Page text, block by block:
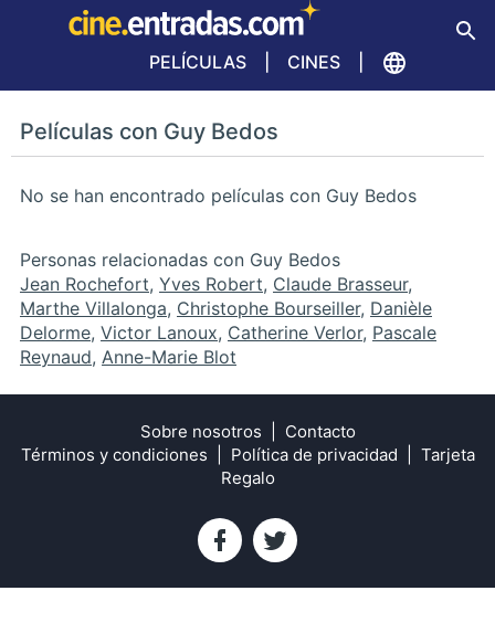
PELÍCULAS CINES
Películas con Guy Bedos
No se han encontrado películas con Guy Bedos
Personas relacionadas con Guy Bedos
Jean Rochefort, Yves Robert, Claude Brasseur,
Marthe Villalonga, Christophe Bourseiller, Danièle
Delorme, Victor Lanoux, Catherine Verlor, Pascale
Reynaud, Anne-Marie Blot
Sobre nosotros
Contacto
Términos y condiciones
Política de privacidad
Tarjeta
Regalo